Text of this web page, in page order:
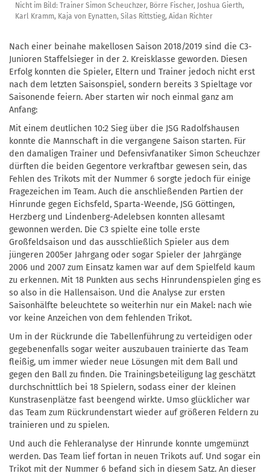
Nicht im Bild: Trainer Simon Scheuchzer, Börre Fischer, Joshua Gierth,
Karl Kramm, Kaja von Eynatten, Silas Rittstieg, Aidan Richter
Nach einer beinahe makellosen Saison 2018/2019 sind die C3-
Junioren Staffelsieger in der 2. Kreisklasse geworden. Diesen
Erfolg konnten die Spieler, Eltern und Trainer jedoch nicht erst
nach dem letzten Saisonspiel, sondern bereits 3 Spieltage vor
Saisonende feiern. Aber starten wir noch einmal ganz am
Anfang:
Mit einem deutlichen 10:2 Sieg über die JSG Radolfshausen
konnte die Mannschaft in die vergangene Saison starten. Für
den damaligen Trainer und Defensivfanatiker Simon Scheuchzer
dürften die beiden Gegentore verkraftbar gewesen sein, das
Fehlen des Trikots mit der Nummer 6 sorgte jedoch für einige
Fragezeichen im Team. Auch die anschließenden Partien der
Hinrunde gegen Eichsfeld, Sparta-Weende, JSG Göttingen,
Herzberg und Lindenberg-Adelebsen konnten allesamt
gewonnen werden. Die C3 spielte eine tolle erste
Großfeldsaison und das ausschließlich Spieler aus dem
jüngeren 2005er Jahrgang oder sogar Spieler der Jahrgänge
2006 und 2007 zum Einsatz kamen war auf dem Spielfeld kaum
zu erkennen. Mit 18 Punkten aus sechs Hinrundenspielen ging es
so also in die Hallensaison. Und die Analyse zur ersten
Saisonhälfte beleuchtete so weiterhin nur ein Makel: nach wie
vor keine Anzeichen von dem fehlenden Trikot.
Um in der Rückrunde die Tabellenführung zu verteidigen oder
gegebenenfalls sogar weiter auszubauen trainierte das Team
fleißig, um immer wieder neue Lösungen mit dem Ball und
gegen den Ball zu finden. Die Trainingsbeteiligung lag geschätzt
durchschnittlich bei 18 Spielern, sodass einer der kleinen
Kunstrasenplätze fast beengend wirkte. Umso glücklicher war
das Team zum Rückrundenstart wieder auf größeren Feldern zu
trainieren und zu spielen.
Und auch die Fehleranalyse der Hinrunde konnte umgemünzt
werden. Das Team lief fortan in neuen Trikots auf. Und sogar ein
Trikot mit der Nummer 6 befand sich in diesem Satz. An dieser